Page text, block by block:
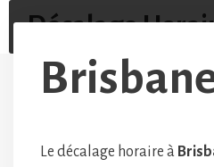
contenu
Décalage
Le décalage horaire à